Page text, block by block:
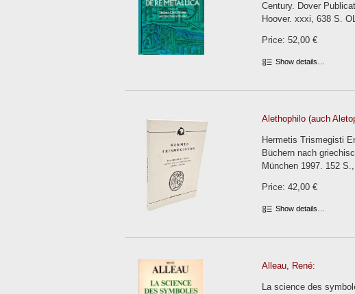
Century. Dover
Hoover. xxxi, 638 S.
Price: 52,00 €
Show details…
Alethophilo (auch
Hermetis Trismegisti
Büchern nach
München 1997. 152
Price: 42,00 €
Show details…
Alleau, René:
La science des